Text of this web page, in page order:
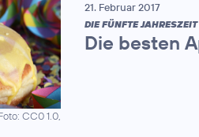
CC0 1.0,
21. Februar 2017
DIE FÜNFTE
Die besten